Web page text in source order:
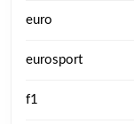
euro
eurosport
f1